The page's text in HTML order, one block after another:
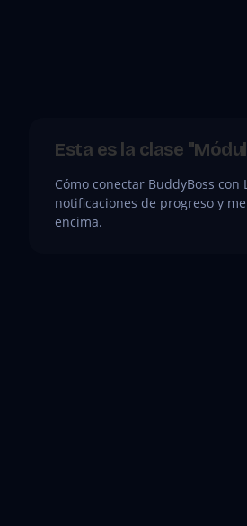
Esta es la clase
Cómo conectar BuddyBoss
notificaciones de progreso y
encima.